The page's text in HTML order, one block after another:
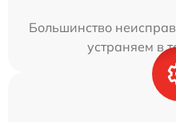
Большинство
устраняем в